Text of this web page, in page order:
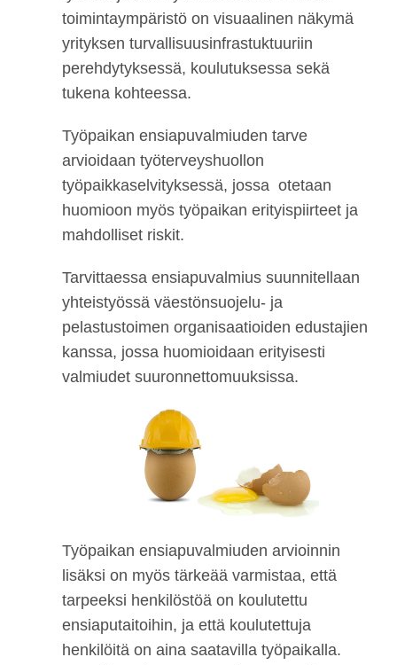
toimintaympäristö on visuaalinen näkymä
yrityksen turvallisuusinfrastuktuuriin
perehdytyksessä, koulutuksessa sekä
tukena kohteessa.
Työpaikan ensiapuvalmiuden tarve
arvioidaan työterveyshuollon
työpaikkaselvityksessä, jossa otetaan
huomioon myös työpaikan erityispiirteet ja
mahdolliset riskit.
Tarvittaessa ensiapuvalmius suunnitellaan
yhteistyössä väestönsuojelu- ja
pelastustoimen organisaatioiden edustajien
kanssa, jossa huomioidaan erityisesti
valmiudet suuronnettomuuksissa.
Työpaikan ensiapuvalmiuden arvioinnin
lisäksi on myös tärkeää varmistaa, että
tarpeeksi henkilöstöä on koulutettu
ensiaputaitoihin, ja että koulutettuja
henkilöitä on aina saatavilla työpaikalla.